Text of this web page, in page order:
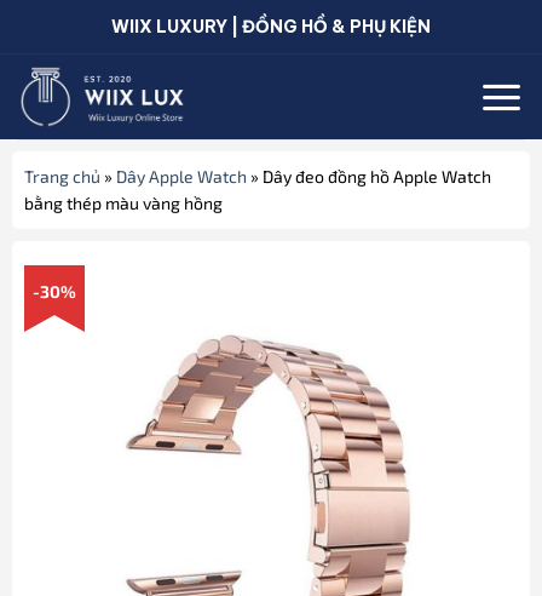
dung
WIIX LUXURY | ĐỒNG HỒ & PHỤ KIỆN
Trang chủ » Dây Apple Watch » Dây đeo đồng hồ Apple Watch
bằng thép màu vàng hồng
-30%